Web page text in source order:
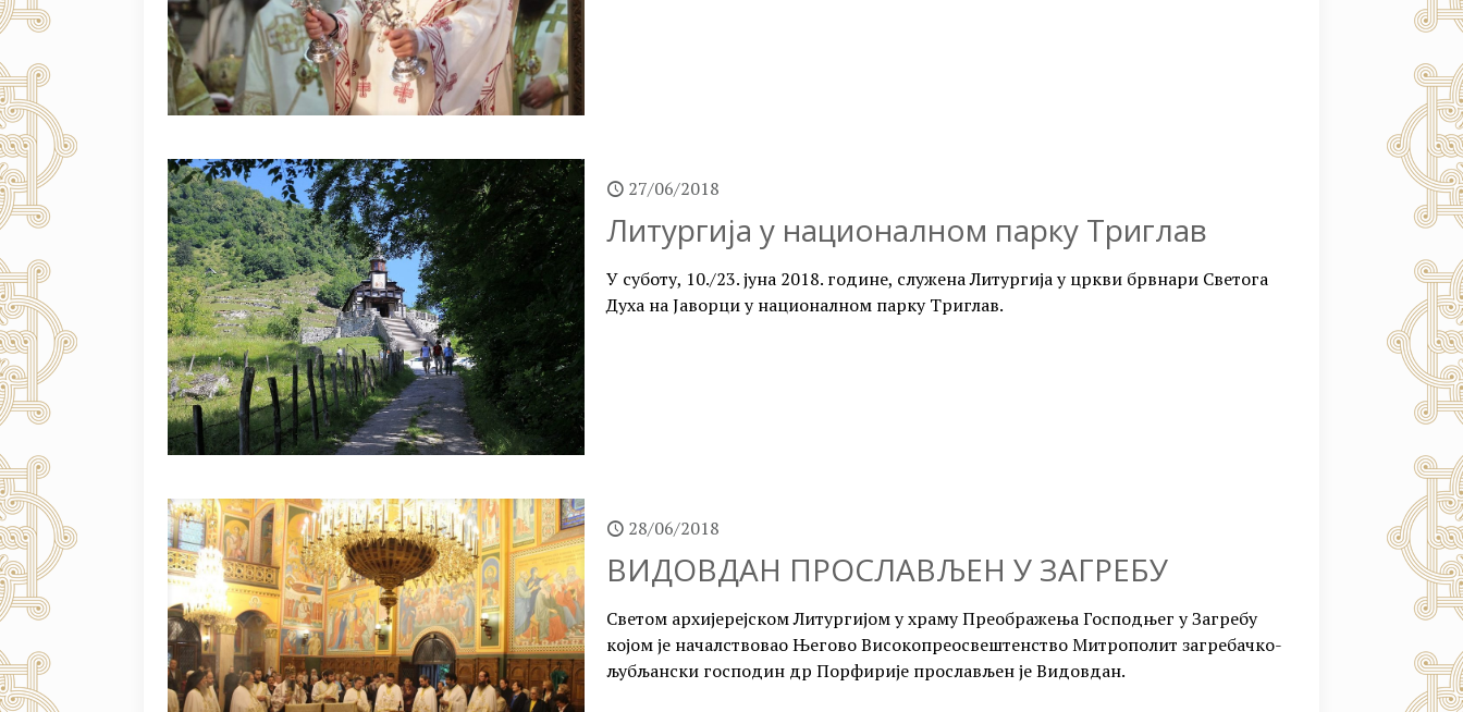
27/06/2018
Литургија у националном парку Триглав
У суботу, 10./23. јуна 2018. године, служена Литургија у цркви брвнари Светога
Духа на Јаворци у националном парку Триглав.
28/06/2018
ВИДОВДАН ПРОСЛАВЉЕН У ЗАГРЕБУ
Светом архијерејском Литургијом у храму Преображења Господњег у Загребу
којом је началствовао Његово Високопреосвештенство Митрополит загребачко-
љубљански господин др Порфирије прослављен је Видовдан.